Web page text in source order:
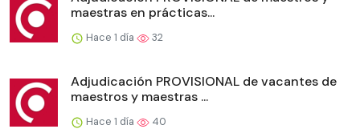
maestras en prácticas...
Hace 1 día 32
Adjudicación PROVISIONAL de vacantes de
maestros y maestras ...
Hace 1 día 40